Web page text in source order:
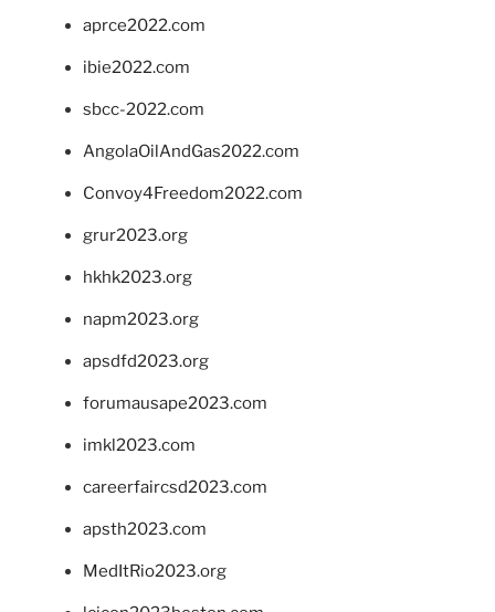
aprce2022.com
ibie2022.com
sbcc-2022.com
AngolaOilAndGas2022.com
Convoy4Freedom2022.com
grur2023.org
hkhk2023.org
napm2023.org
apsdfd2023.org
forumausape2023.com
imkl2023.com
careerfaircsd2023.com
apsth2023.com
MedItRio2023.org